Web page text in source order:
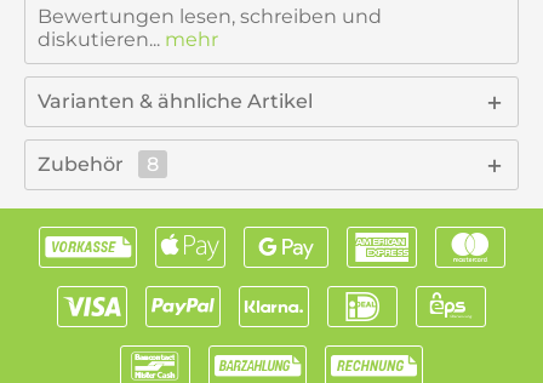
Bewertungen lesen, schreiben und
diskutieren... mehr
Varianten & ähnliche Artikel
Zubehör 8